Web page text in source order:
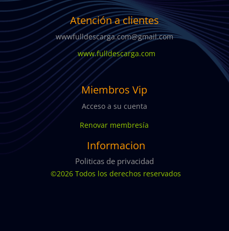
Atención a clientes
wwwfulldescarga.com@gmail.com
www.fulldescarga.com
Miembros Vip
Acceso a su cuenta
Renovar membresía
Informacion
Politicas de privacidad
©2026 Todos los derechos reservados